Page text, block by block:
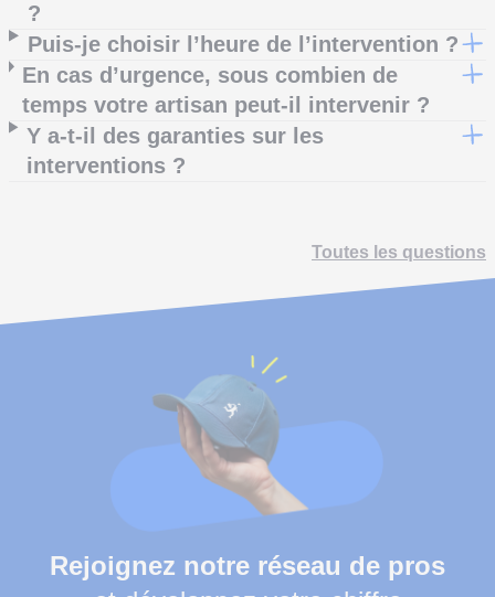
?
Puis-je choisir l’heure de l’intervention ?
En cas d’urgence, sous combien de
temps votre artisan peut-il intervenir ?
Y a-t-il des garanties sur les
interventions ?
Toutes les questions
Rejoignez notre réseau de pros